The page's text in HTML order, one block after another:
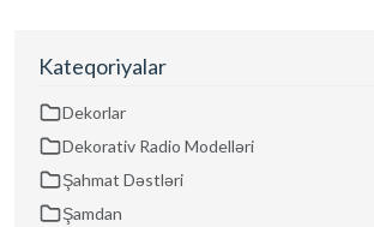
Kateqoriyalar
Dekorlar
Dekorativ Radio Modelləri
Şahmat Dəstləri
Şamdan